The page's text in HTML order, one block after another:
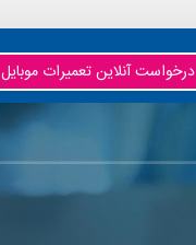
درخواست آنلاین تعمیرات موبایل